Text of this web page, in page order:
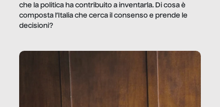
che la politica ha contribuito a inventarla. Di cosa è
composta l’Italia che cerca il consenso e prende le
decisioni?